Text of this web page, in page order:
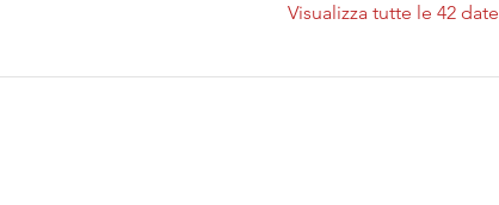
Visualizza tutte le 42 date